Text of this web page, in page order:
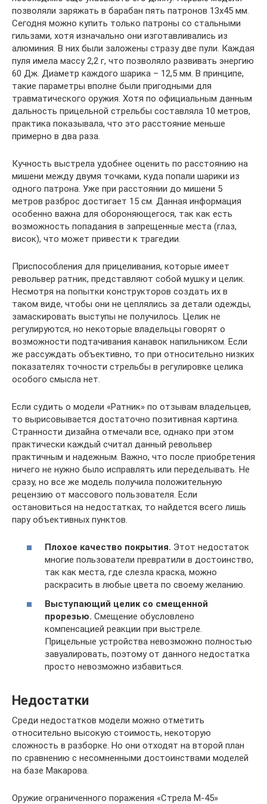
позволяли заряжать в барабан пять патронов 13х45 мм.
Сегодня можно купить только патроны со стальными
гильзами, хотя изначально они изготавливались из
алюминия. В них были заложены стразу две пули. Каждая
пуля имела массу 2,2 г, что позволяло развивать энергию
60 Дж. Диаметр каждого шарика – 12,5 мм. В принципе,
такие параметры вполне были пригодными для
травматического оружия. Хотя по официальным данным
дальность прицельной стрельбы составляла 10 метров,
практика показывала, что это расстояние меньше
примерно в два раза.
Кучность выстрела удобнее оценить по расстоянию на
мишени между двумя точками, куда попали шарики из
одного патрона. Уже при расстоянии до мишени 5
метров разброс достигает 15 см. Данная информация
особенно важна для обороняющегося, так как есть
возможность попадания в запрещенные места (глаз,
висок), что может привести к трагедии.
Приспособления для прицеливания, которые имеет
револьвер ратник, представляют собой мушку и целик.
Несмотря на попытки конструкторов создать их в
таком виде, чтобы они не цеплялись за детали одежды,
замаскировать выступы не получилось. Целик не
регулируются, но некоторые владельцы говорят о
возможности подтачивания канавок напильником. Если
же рассуждать объективно, то при относительно низких
показателях точности стрельбы в регулировке целика
особого смысла нет.
Если судить о модели «Ратник» по отзывам владельцев,
то вырисовывается достаточно позитивная картина.
Странности дизайна отмечали все, однако при этом
практически каждый считал данный револьвер
практичным и надежным. Важно, что после приобретения
ничего не нужно было исправлять или переделывать. Не
сразу, но все же модель получила положительную
рецензию от массового пользователя. Если
остановиться на недостатках, то найдется всего лишь
пару объективных пунктов.
Плохое качество покрытия. Этот недостаток
многие пользователи превратили в достоинство,
так как места, где слезла краска, можно
раскрасить в любые цвета по своему желанию.
Выступающий целик со смещенной
прорезью. Смещение обусловлено
компенсацией реакции при выстреле.
Прицельные устройства невозможно полностью
завуалировать, поэтому от данного недостатка
просто невозможно избавиться.
Недостатки
Среди недостатков модели можно отметить
относительно высокую стоимость, некоторую
сложность в разборке. Но они отходят на второй план
по сравнению с несомненными достоинствами моделей
на базе Макарова.
Оружие ограниченного поражения «Стрела М-45»